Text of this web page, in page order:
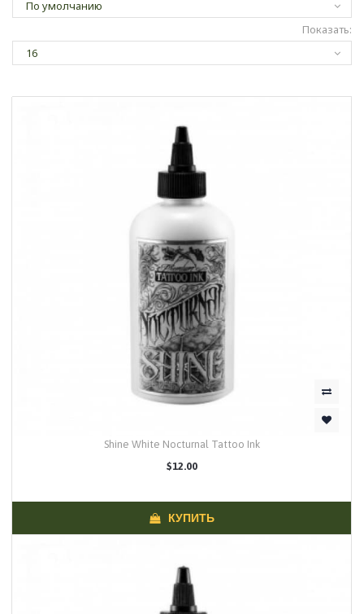
Показать:
Shine White Nocturnal Tattoo Ink
$12.00
КУПИТЬ